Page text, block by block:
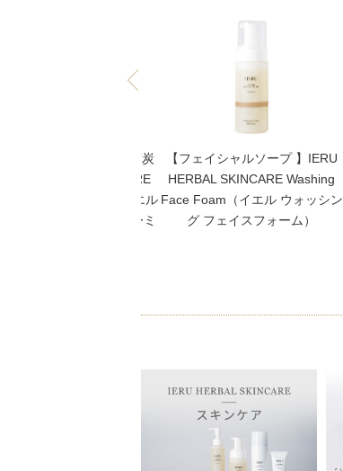
粧水】”和漢植物×高濃度炭
IERU HERBAL SKINCARE
Moisture Mist（イエル
クリング モイスチャーミ
【フェイシャルソープ 】IERU
HERBAL SKINCARE Washing
Face Foam（イエル ウォッシン
グ フェイスフォーム）